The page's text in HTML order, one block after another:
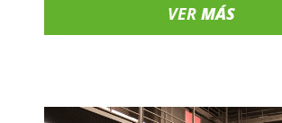
VERMÁS